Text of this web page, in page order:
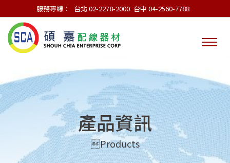
服務專線： 台北 02-2278-2000 台中 04-2560-7788
產品資訊
Products